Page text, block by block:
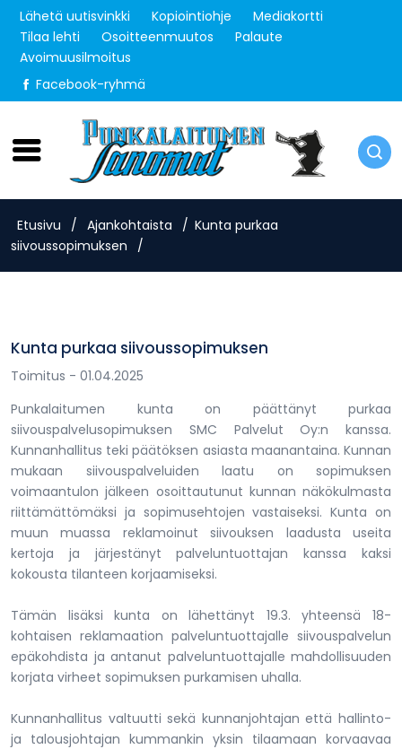
Lähetä uutisvinkki Kopiointiohje
Mediakortti
Tilaa lehti
Osoitteenmuutos
Palaute
Avoimuusilmoitus
Facebook-ryhmä
Perjantai 7.8.2026
Etusivu / Ajankohtaista / Kunta purkaa
siivoussopimuksen
/
Kunta purkaa siivoussopimuksen
Toimitus - 01.04.2025
Punkalaitumen kunta on päättänyt purkaa
siivouspalvelusopimuksen SMC Palvelut Oy:n kanssa.
Kunnanhallitus teki päätöksen asiasta maanantaina. Kunnan
mukaan siivouspalveluiden laatu on sopimuksen
voimaantulon jälkeen osoittautunut kunnan näkökulmasta
riittämättömäksi ja sopimusehtojen vastaiseksi. Kunta on
muun muassa reklamoinut siivouksen laadusta useita
kertoja ja järjestänyt palveluntuottajan kanssa kaksi
kokousta tilanteen korjaamiseksi.
Tämän lisäksi kunta on lähettänyt 19.3. yhteensä 18-
kohtaisen reklamaation palveluntuottajalle siivouspalvelun
epäkohdista ja antanut palveluntuottajalle mahdollisuuden
korjata virheet sopimuksen purkamisen uhalla.
Kunnanhallitus valtuutti sekä kunnanjohtajan että hallinto-
ja talousjohtajan kummankin yksin tilaamaan korvaavaa